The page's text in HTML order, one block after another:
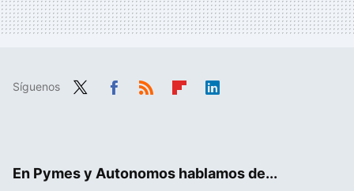
Síguenos
En Pymes y Autonomos hablamos de...